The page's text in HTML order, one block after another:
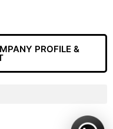
PROFILE &